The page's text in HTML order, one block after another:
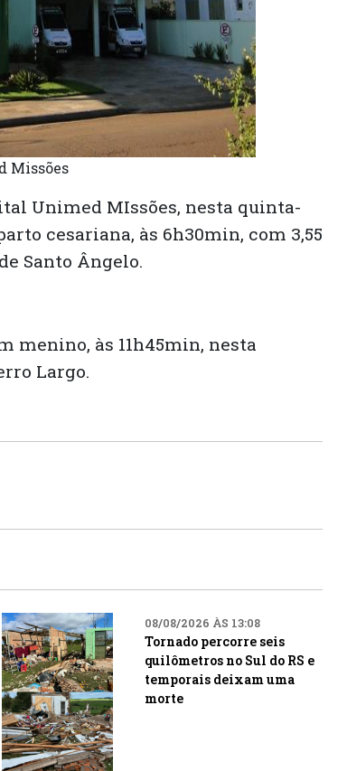
Missões
Unimed MIssões, nesta quinta-
cesariana, às 6h30min, com 3,55
Santo Ângelo.
menino, às 11h45min, nesta
Largo.
08/08/2026 ÀS 13:08
Tornado percorre seis
quilômetros no Sul do RS e
temporais deixam uma
morte